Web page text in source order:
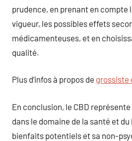
prudence, en prenant en compte
vigueur, les possibles effets
médicamenteuses, et en
qualité.
Plus d’infos à propos de grossiste
En conclusion, le CBD
dans le domaine de la santé et
bienfaits potentiels et sa non-